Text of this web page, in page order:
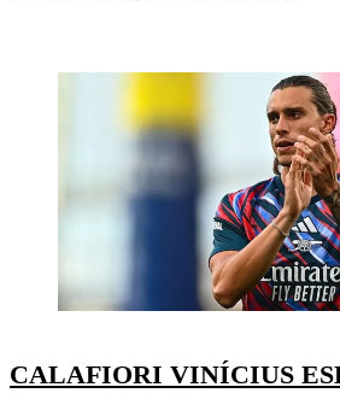
CALAFIORI VINÍCIUS